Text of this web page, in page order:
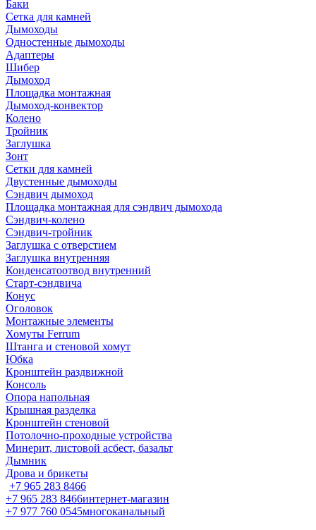
Баки
Сетка для камней
Дымоходы
Одностенные дымоходы
Адаптеры
Шибер
Дымоход
Площадка монтажная
Дымоход-конвектор
Колено
Тройник
Заглушка
Зонт
Сетки для камней
Двустенные дымоходы
Сэндвич дымоход
Площадка монтажная для сэндвич дымохода
Сэндвич-колено
Сэндвич-тройник
Заглушка с отверстием
Заглушка внутренняя
Конденсатоотвод внутренний
Старт-сэндвича
Конус
Оголовок
Монтажные элементы
Хомуты Ferrum
Штанга и стеновой хомут
Юбка
Кронштейн раздвижной
Консоль
Опора напольная
Крышная разделка
Кронштейн стеновой
Потолочно-проходные устройства
Минерит, листовой асбест, базальт
Дымник
Дрова и брикеты
+7 965 283 8466
+7 965 283 8466интернет-магазин
+7 977 760 0545многоканальный